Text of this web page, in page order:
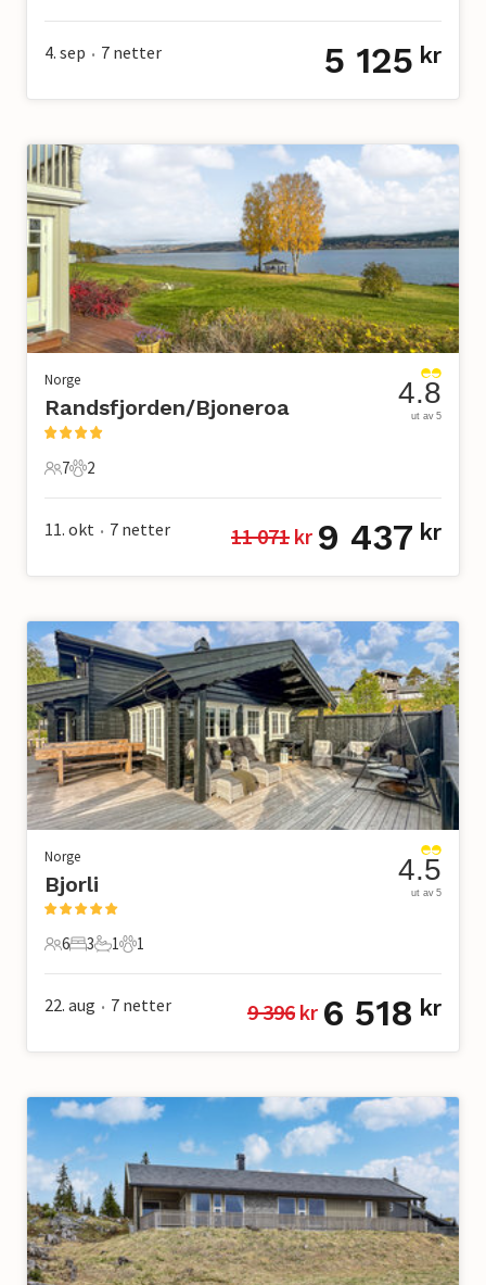
4. sep • 7 netter 5 125 kr
Norge
Randsfjorden/Bjoneroa
7 Gjester
7
2 Kjæledyr
2
4.8
ut av 5
11. okt • 7 netter 11 071 kr 9 437 kr
Norge
Bjorli
6 Gjester
6
3 Soverom
3
1 Bad
1
1 Kjæledyr
1
4.5
ut av 5
22. aug • 7 netter 9 396 kr 6 518 kr